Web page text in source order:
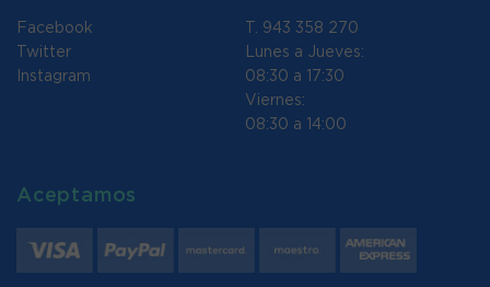
Facebook
Twitter
Instagram
T. 943 358 270
Lunes a Jueves:
08:30 a 17:30
Viernes:
08:30 a 14:00
Aceptamos